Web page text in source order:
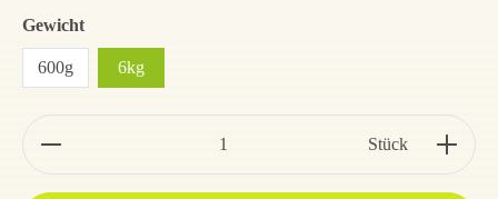
Gewicht
600g 6kg
Stück